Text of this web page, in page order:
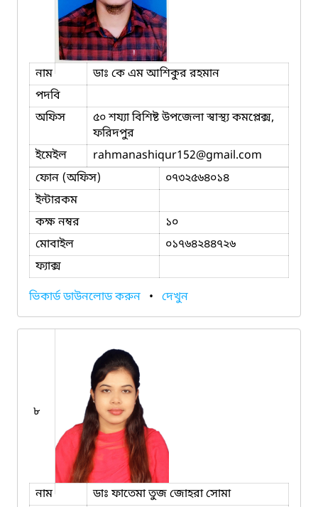
নাম
ডাঃ কে এম আশিকুর রহমান
পদবি
অফিস
৫০ শয্যা বিশিষ্ট উপজেলা স্বাস্থ্য কমপ্লেক্স,
ফরিদপুর
ইমেইল
rahmanashiqur152@gmail.com
ফোন (অফিস)
০৭৩২৫৬৪০১৪
ইন্টারকম
কক্ষ নম্বর
১০
মোবাইল
০১৭৬৪২৪৪৭২৬
ফ্যাক্স
ভিকার্ড ডাউনলোড করুন • দেখুন
৮
নাম
ডাঃ ফাতেমা তুজ জোহরা সোমা